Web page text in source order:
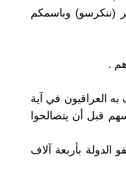
(ننكرسو) وباسمكم
.
العراقيون في آية
قبل أن يتصالحوا
الدولة بأربعة آلاف